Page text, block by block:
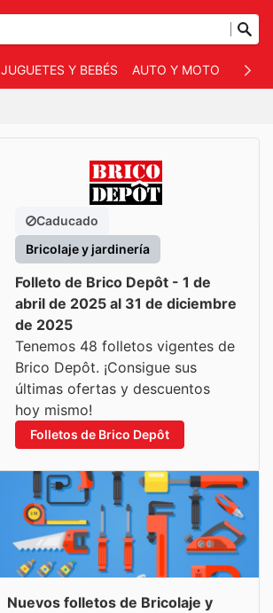
JUGUETES Y BEBÉS AUTO Y MOTO
Caducado
Bricolaje y jardinería
Folleto de Brico Depôt - 1 de
abril de 2025 al 31 de diciembre
de 2025
Tenemos 48 folletos vigentes de
Brico Depôt. ¡Consigue sus
últimas ofertas y descuentos
hoy mismo!
Folletos de Brico Depôt
Nuevos folletos de Bricolaje y